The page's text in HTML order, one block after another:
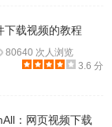
下载视频的教程
80640 次人浏览
3.6 分
：网页视频下载